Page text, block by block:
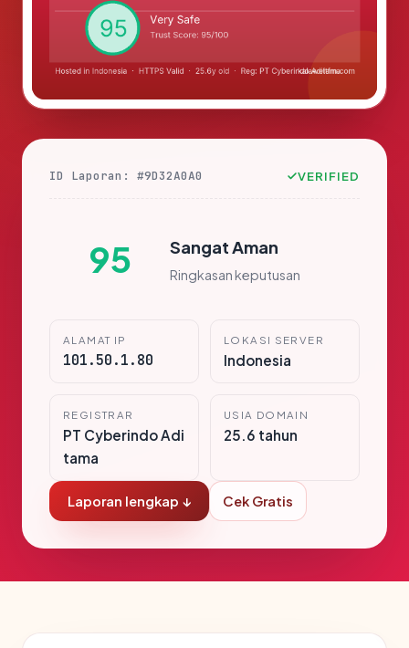
ID Laporan: #9D32A0A0 VERIFIED
95 Sangat Aman
Ringkasan keputusan
ALAMAT IP
101.50.1.80
LOKASI SERVER
Indonesia
REGISTRAR
PT Cyberindo Adi
tama
USIA DOMAIN
25.6 tahun
Laporan lengkap ↓ Cek Gratis